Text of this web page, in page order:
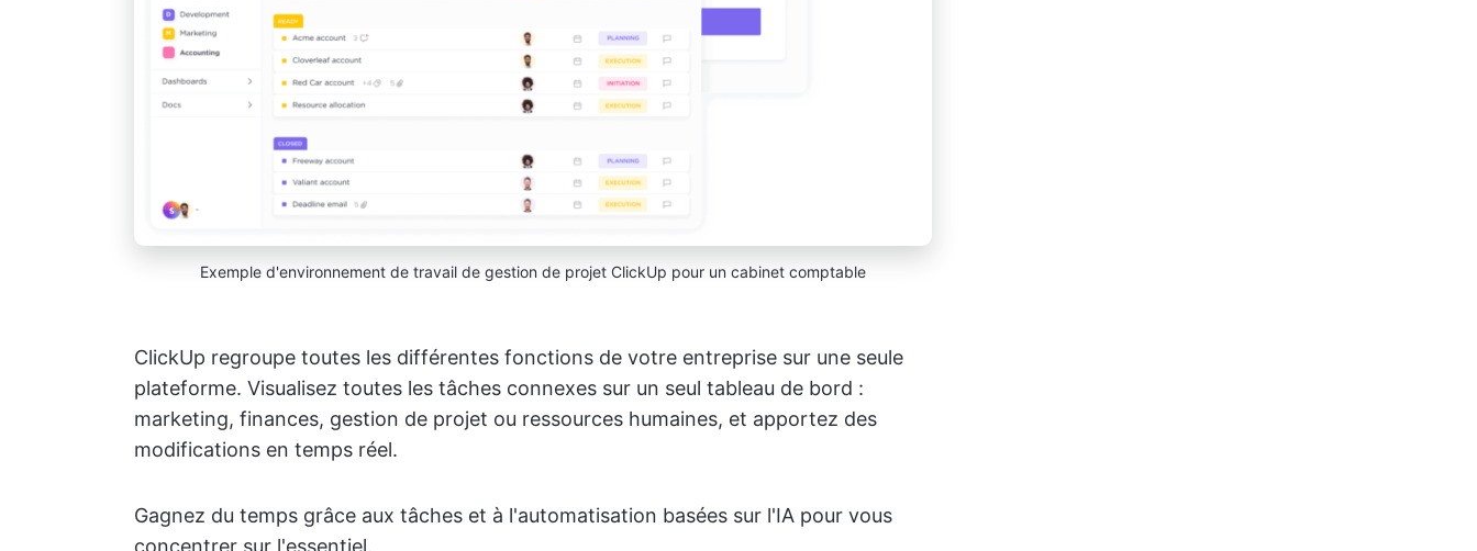
Exemple d'environnement de travail de gestion de projet ClickUp pour un cabinet comptable
ClickUp regroupe toutes les différentes fonctions de votre entreprise sur une seule
plateforme. Visualisez toutes les tâches connexes sur un seul tableau de bord :
marketing, finances, gestion de projet ou ressources humaines, et apportez des
modifications en temps réel.
Gagnez du temps grâce aux tâches et à l'automatisation basées sur l'IA pour vous